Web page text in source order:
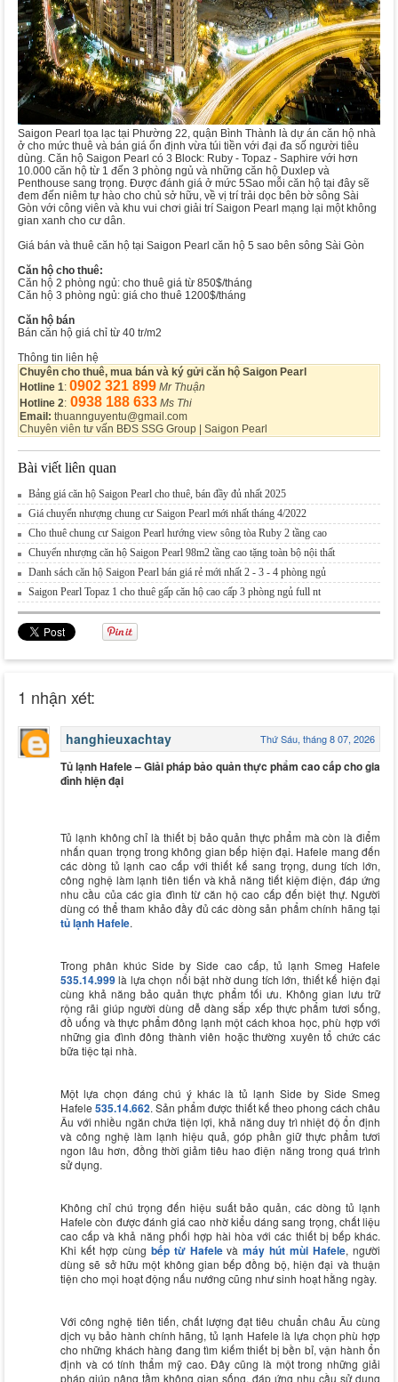
Saigon Pearl tọa lạc tại Phường 22, quận Bình Thành là dự án căn hộ nhà
ở cho mức thuê và bán giá ổn định vừa túi tiền với đại đa số người tiêu
dùng. Căn hộ Saigon Pearl có 3 Block: Ruby - Topaz - Saphire với hơn
10.000 căn hộ từ 1 đến 3 phòng ngủ và những căn hộ Duxlep và
Penthouse sang trọng. Được đánh giá ở mức 5Sao mỗi căn hộ tại đây sẽ
đem đến niêm tự hào cho chủ sở hữu, về vị trí trải dọc bên bờ sông Sài
Gòn với công viên và khu vui chơi giải trí Saigon Pearl mạng lại một không
gian xanh cho cư dân.
Giá bán và thuê căn hộ tại Saigon Pearl căn hộ 5 sao bên sông Sài Gòn
Căn hộ cho thuê:
Căn hộ 2 phòng ngủ: cho thuê giá từ 850$/tháng
Căn hộ 3 phòng ngủ: giá cho thuê 1200$/tháng
Căn hộ bán
Bán căn hộ giá chỉ từ 40 tr/m2
Thông tin liên hệ
Chuyên cho thuê, mua bán và ký gửi căn hộ Saigon Pearl
Hotline 1: 0902 321 899 Mr Thuận
Hotline 2: 0938 188 633 Ms Thi
Email: thuannguyentu@gmail.com
Chuyên viên tư vấn BĐS SSG Group | Saigon Pearl
Bài viết liên quan
Bảng giá căn hộ Saigon Pearl cho thuê, bán đầy đủ nhất 2025
Giá chuyển nhượng chung cư Saigon Pearl mới nhất tháng 4/2022
Cho thuê chung cư Saigon Pearl hướng view sông tòa Ruby 2 tầng cao
Chuyển nhượng căn hộ Saigon Pearl 98m2 tầng cao tặng toàn bộ nội thất
Danh sách căn hộ Saigon Pearl bán giá rẻ mới nhất 2 - 3 - 4 phòng ngủ
Saigon Pearl Topaz 1 cho thuê gấp căn hộ cao cấp 3 phòng ngủ full nt
1 nhận xét:
hanghieuxachtay Thứ Sáu, tháng 8 07, 2026
Tủ lạnh Hafele – Giải pháp bảo quản thực phẩm cao cấp cho gia
đình hiện đại
Tủ lạnh không chỉ là thiết bị bảo quản thực phẩm mà còn là điểm
nhấn quan trọng trong không gian bếp hiện đại. Hafele mang đến
các dòng tủ lạnh cao cấp với thiết kế sang trọng, dung tích lớn,
công nghệ làm lạnh tiên tiến và khả năng tiết kiệm điện, đáp ứng
nhu cầu của các gia đình từ căn hộ cao cấp đến biệt thự. Người
dùng có thể tham khảo đầy đủ các dòng sản phẩm chính hãng tại
tủ lạnh Hafele.
Trong phân khúc Side by Side cao cấp, tủ lạnh Smeg Hafele
535.14.999là lựa chọn nổi bật nhờ dung tích lớn, thiết kế hiện đại
cùng khả năng bảo quản thực phẩm tối ưu. Không gian lưu trữ
rộng rãi giúp người dùng dễ dàng sắp xếp thực phẩm tươi sống,
đồ uống và thực phẩm đông lạnh một cách khoa học, phù hợp với
những gia đình đông thành viên hoặc thường xuyên tổ chức các
bữa tiệc tại nhà.
Một lựa chọn đáng chú ý khác là tủ lạnh Side by Side Smeg
Hafele535.14.662. Sản phẩm được thiết kế theo phong cách châu
Âu với nhiều ngăn chứa tiện lợi, khả năng duy trì nhiệt độ ổn định
và công nghệ làm lạnh hiệu quả, góp phần giữ thực phẩm tươi
ngon lâu hơn, đồng thời giảm tiêu hao điện năng trong quá trình
sử dụng.
Không chỉ chú trọng đến hiệu suất bảo quản, các dòng tủ lạnh
Hafele còn được đánh giá cao nhờ kiểu dáng sang trọng, chất liệu
cao cấp và khả năng phối hợp hài hòa với các thiết bị bếp khác.
Khi kết hợp cùng bếp từ Hafelevàmáy hút mùi Hafele, người
dùng sẽ sở hữu một không gian bếp đồng bộ, hiện đại và thuận
tiện cho mọi hoạt động nấu nướng cũng như sinh hoạt hằng ngày.
Với công nghệ tiên tiến, chất lượng đạt tiêu chuẩn châu Âu cùng
dịch vụ bảo hành chính hãng, tủ lạnh Hafele là lựa chọn phù hợp
cho những khách hàng đang tìm kiếm thiết bị bền bỉ, vận hành ổn
định và có tính thẩm mỹ cao. Đây cũng là một trong những giải
pháp giúp nâng tầm không gian sống, đáp ứng nhu cầu sử dụng